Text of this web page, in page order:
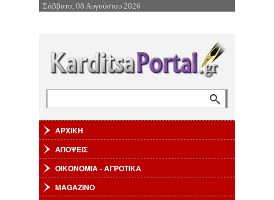
Επιστροφή στην Πλοήγηση
Σάββατο, 08 Αυγούστου 2026
ΑΡΧΙΚΗ
ΑΠΟΨΕΙΣ
ΟΙΚΟΝΟΜΙΑ - ΑΓΡΟΤΙΚΑ
MAGAZINO